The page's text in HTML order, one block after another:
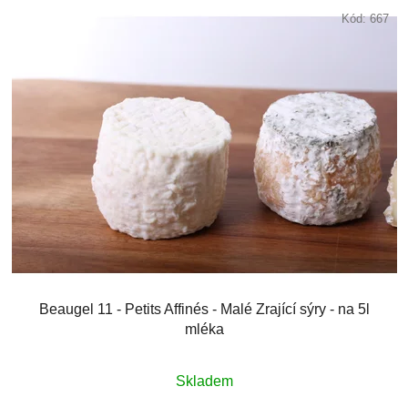
Beaugel 11 - Petits Affinés - Malé Zrající sýry - na 5l
mléka
Skladem
Kód:667